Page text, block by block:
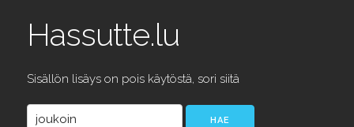
Hassutte.lu
Sisällön lisäys on pois käytöstä, sori siitä